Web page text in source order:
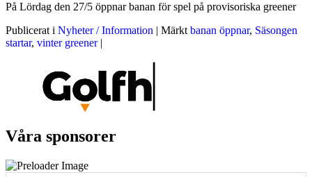
På Lördag den 27/5 öppnar banan för spel på provisoriska greener
Publicerat i Nyheter / Information Märktbanan öppnar, Säsongen
startar, vinter greener
Våra sponsorer